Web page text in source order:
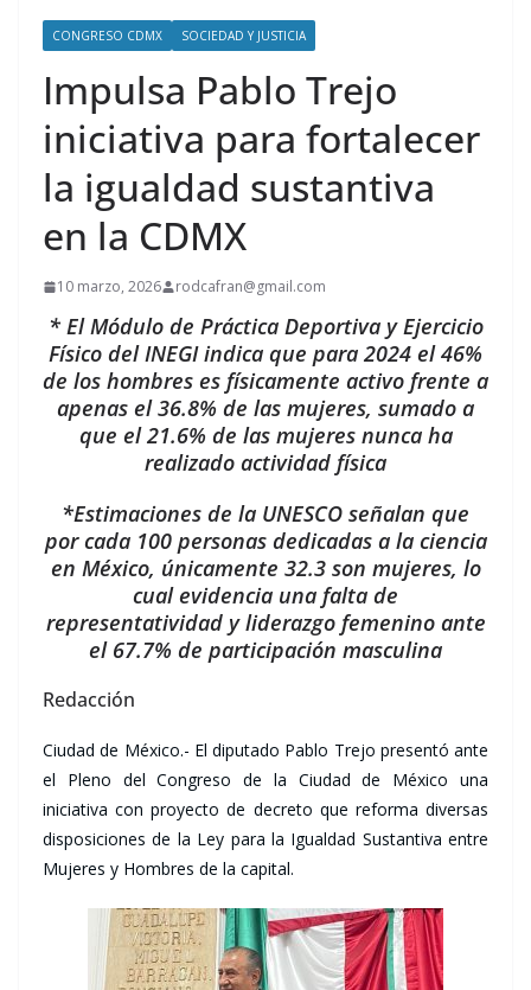
CONGRESO CDMX SOCIEDAD Y JUSTICIA
Impulsa Pablo Trejo
iniciativa para fortalecer
la igualdad sustantiva
en la CDMX
10 marzo, 2026 rodcafran@gmail.com
* El Módulo de Práctica Deportiva y Ejercicio
Físico del INEGI indica que para 2024 el 46%
de los hombres es físicamente activo frente a
apenas el 36.8% de las mujeres, sumado a
que el 21.6% de las mujeres nunca ha
realizado actividad física
*Estimaciones de la UNESCO señalan que
por cada 100 personas dedicadas a la ciencia
en México, únicamente 32.3 son mujeres, lo
cual evidencia una falta de
representatividad y liderazgo femenino ante
el 67.7% de participación masculina
Redacción
Ciudad de México.- El diputado Pablo Trejo presentó ante
el Pleno del Congreso de la Ciudad de México una
iniciativa con proyecto de decreto que reforma diversas
disposiciones de la Ley para la Igualdad Sustantiva entre
Mujeres y Hombres de la capital.